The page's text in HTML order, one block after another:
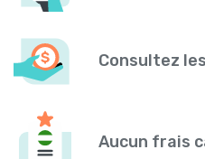
Consultez
Aucun frais